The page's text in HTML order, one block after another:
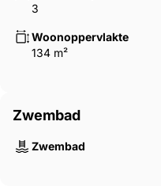
3
Woonoppervlakte
134 m²
Zwembad
Zwembad